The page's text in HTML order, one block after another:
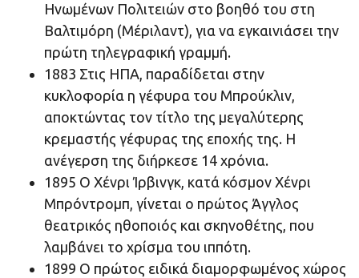
Ηνωμένων Πολιτειών στο βοηθό του στη
Βαλτιμόρη (Μέριλαντ), για να εγκαινιάσει την
πρώτη τηλεγραφική γραμμή.
1883 Στις ΗΠΑ, παραδίδεται στην
κυκλοφορία η γέφυρα του Μπρούκλιν,
αποκτώντας τον τίτλο της μεγαλύτερης
κρεμαστής γέφυρας της εποχής της. Η
ανέγερση της διήρκεσε 14 χρόνια.
1895 O Χένρι Ίρβινγκ, κατά κόσμον Χένρι
Μπρόντρομπ, γίνεται ο πρώτος Άγγλος
θεατρικός ηθοποιός και σκηνοθέτης, που
λαμβάνει το χρίσμα του ιππότη.
1899 O πρώτος ειδικά διαμορφωμένος χώρος